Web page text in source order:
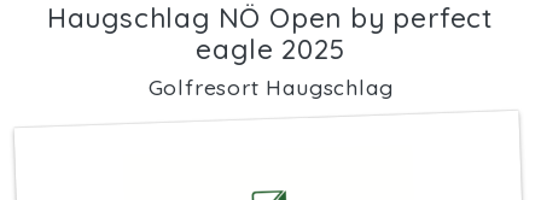
Haugschlag NÖ Open by perfect
eagle 2025
Golfresort Haugschlag